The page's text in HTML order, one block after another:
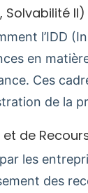
Solvabilité II)
l’IDD
en
Ces
de la
de
les
des